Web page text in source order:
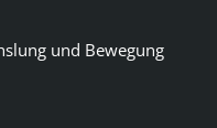
und Bewegung